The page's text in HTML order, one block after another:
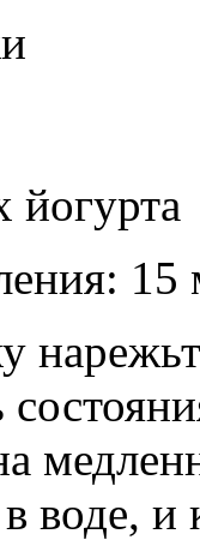
йогурта
15
в воде,